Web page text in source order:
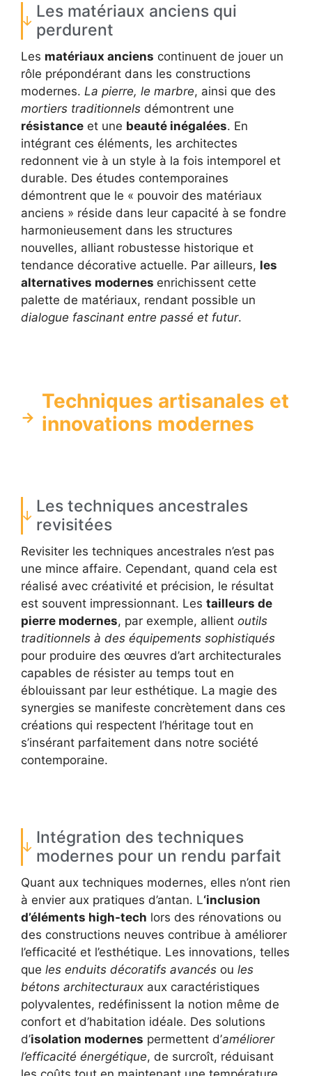
Les matériaux anciens qui
perdurent
Les matériaux anciens continuent de jouer un
rôle prépondérant dans les constructions
modernes. La pierre, le marbre, ainsi que des
mortiers traditionnels démontrent une
résistance et une beauté inégalées. En
intégrant ces éléments, les architectes
redonnent vie à un style à la fois intemporel et
durable. Des études contemporaines
démontrent que le « pouvoir des matériaux
anciens » réside dans leur capacité à se fondre
harmonieusement dans les structures
nouvelles, alliant robustesse historique et
tendance décorative actuelle. Par ailleurs, les
alternatives modernes enrichissent cette
palette de matériaux, rendant possible un
dialogue fascinant entre passé et futur.
Techniques artisanales et
innovations modernes
Les techniques ancestrales
revisitées
Revisiter les techniques ancestrales n’est pas
une mince affaire. Cependant, quand cela est
réalisé avec créativité et précision, le résultat
est souvent impressionnant. Les tailleurs de
pierre modernes, par exemple, allient outils
traditionnels à des équipements sophistiqués
pour produire des œuvres d’art architecturales
capables de résister au temps tout en
éblouissant par leur esthétique. La magie des
synergies se manifeste concrètement dans ces
créations qui respectent l’héritage tout en
s’insérant parfaitement dans notre société
contemporaine.
Intégration des techniques
modernes pour un rendu parfait
Quant aux techniques modernes, elles n’ont rien
à envier aux pratiques d’antan. L‘inclusion
d’éléments high-tech lors des rénovations ou
des constructions neuves contribue à améliorer
l’efficacité et l’esthétique. Les innovations, telles
que les enduits décoratifs avancés ou les
bétons architecturaux aux caractéristiques
polyvalentes, redéfinissent la notion même de
confort et d’habitation idéale. Des solutions
d’isolation modernes permettent d’améliorer
l’efficacité énergétique, de surcroît, réduisant